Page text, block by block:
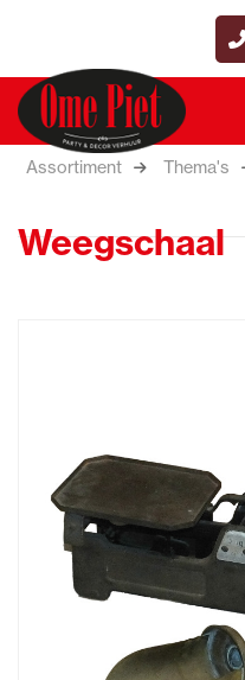
Assortiment Thema's
Weegschaal